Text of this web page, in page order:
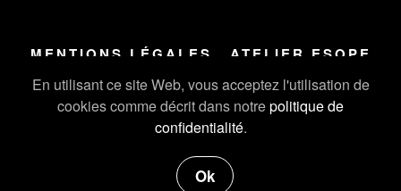
En utilisant ce site Web, vous acceptez l'utilisation de
cookies comme décrit dans notrepolitique de
confidentialité.
Ok
MENTIONS LÉGALES ATELIER ESOPE